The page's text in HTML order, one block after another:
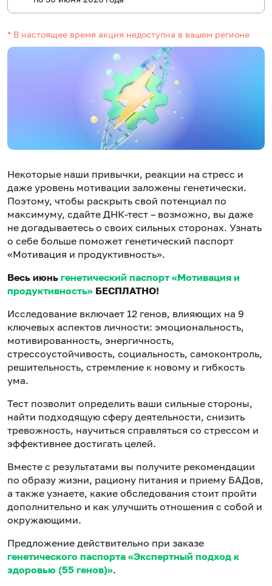
* В настоящее время акция недоступна в вашем регионе
Некоторые наши привычки, реакции на стресс и
даже уровень мотивации заложены генетически.
Поэтому, чтобы раскрыть свой потенциал по
максимуму, сдайте ДНК-тест – возможно, вы даже
не догадываетесь о своих сильных сторонах. Узнать
о себе больше поможет генетический паспорт
«Мотивация и продуктивность».
Весь июнь генетический паспорт «Мотивация и
продуктивность» БЕСПЛАТНО!
Исследование включает 12 генов, влияющих на 9
ключевых аспектов личности: эмоциональность,
мотивированность, энергичность,
стрессоустойчивость, социальность, самоконтроль,
решительность, стремление к новому и гибкость
ума.
Тест позволит определить ваши сильные стороны,
найти подходящую сферу деятельности, снизить
тревожность, научиться справляться со стрессом и
эффективнее достигать целей.
Вместе с результатами вы получите рекомендации
по образу жизни, рациону питания и приему БАДов,
а также узнаете, какие обследования стоит пройти
дополнительно и как улучшить отношения с собой и
окружающими.
Предложение действительно при заказе
генетического паспорта «Экспертный подход к
здоровью (55 генов)».